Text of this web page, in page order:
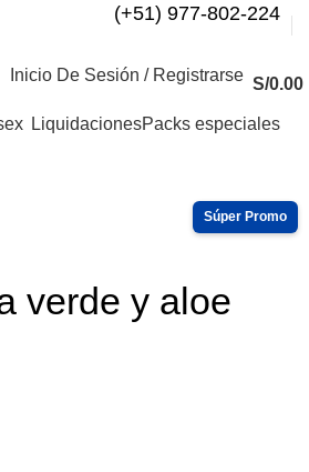
(+51) 977-802-224
Inicio De Sesión / Registrarse S/0.00
LiquidacionesPacks especiales
verde y aloe